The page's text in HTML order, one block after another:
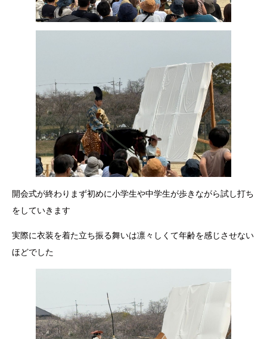
開会式が終わりまず初めに小学生や中学生が歩きながら試し打ち
をしていきます
実際に衣装を着た立ち振る舞いは凛々しくて年齢を感じさせない
ほどでした